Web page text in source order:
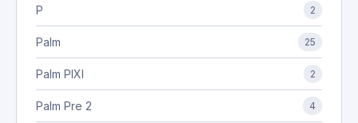
P 2
Palm 25
Palm PIXI 2
Palm Pre 2 4